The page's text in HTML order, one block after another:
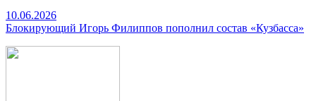
10.06.2026
Блокирующий Игорь Филиппов пополнил состав «Кузбасса»